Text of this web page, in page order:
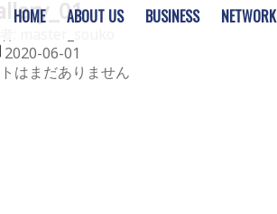
HOME ABOUT US BUSINESS NETWORK
2020-06-01
はまだありません